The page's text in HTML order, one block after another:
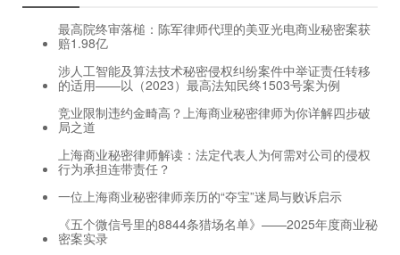
最高院终审落槌：陈军律师代理的美亚光电商业秘密案获
赔1.98亿
涉人工智能及算法技术秘密侵权纠纷案件中举证责任转移
的适用——以（2023）最高法知民终1503号案为例
竞业限制违约金畸高？上海商业秘密律师为你详解四步破
局之道
上海商业秘密律师解读：法定代表人为何需对公司的侵权
行为承担连带责任？
一位上海商业秘密律师亲历的“夺宝”迷局与败诉启示
《五个微信号里的8844条猎场名单》——2025年度商业秘
密案实录